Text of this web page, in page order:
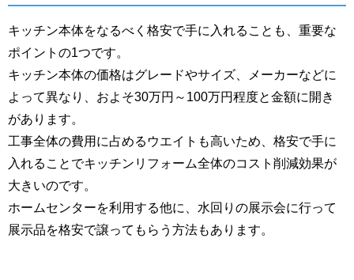
キッチン本体をなるべく格安で手に入れることも、重要な
ポイントの1つです。
キッチン本体の価格はグレードやサイズ、メーカーなどに
よって異なり、およそ30万円～100万円程度と金額に開き
があります。
工事全体の費用に占めるウエイトも高いため、格安で手に
入れることでキッチンリフォーム全体のコスト削減効果が
大きいのです。
ホームセンターを利用する他に、水回りの展示会に行って
展示品を格安で譲ってもらう方法もあります。